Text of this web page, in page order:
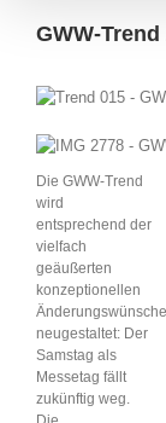
Mediadaten
Abonnement
Kontakt
Branche Intern
Unternehmen
Interviews
Wissen
GWW-
Die GWW-Trend
wird
entsprechend der
vielfach
geäußerten
konzeptionellen
Änderungswünsche
neugestaltet: Der
Samstag als
Messetag fällt
zukünftig weg.